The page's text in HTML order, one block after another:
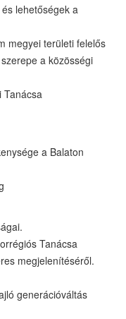
lehetőségek a
megyei területi felelős
a közösségi
Tanácsa
a Balaton
Tanácsa
megjelenítéséről.
generációváltás